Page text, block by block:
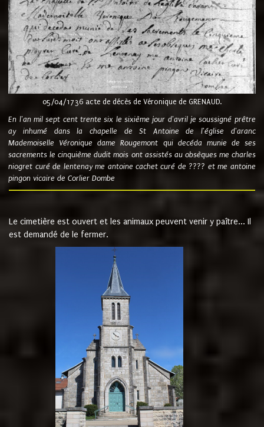
05/04/1736 acte de décès de Véronique de GRENAUD.
En l'an mil sept cent trente six le sixième jour d'avril je soussigné prêtre
ay inhumé dans la chapelle de St Antoine de l'église d'aranc
Mademoiselle Véronique dame Rougemont qui decéda munie de ses
sacrements le cinquième dudit mois ont assistés au obsèques me charles
niogret curé de lentenay me antoine cachet curé de ???? et me antoine
pingon vicaire de Corlier Dombe
Le cimetière est ouvert et les animaux peuvent venir y paître... Il
est demandé de le fermer.